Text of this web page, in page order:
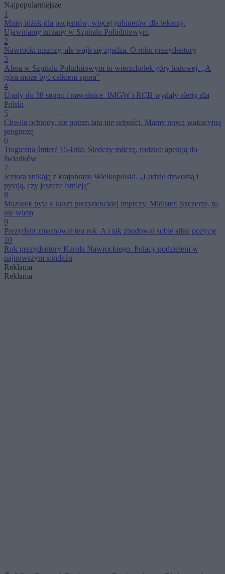
Najpopularniejsze
1
Mniej łóżek dla pacjentów, więcej gabinetów dla lekarzy.
Ujawniamy zmiany w Szpitalu Południowym
2
Nawrocki niszczy, ale wajb się zgadza. O roku prezydentury
3
Afera w Szpitalu Południowym to wierzchołek góry lodowej. „A
góra może być całkiem spora”
4
Upały do 38 stopni i nawałnice. IMGW i RCB wydały alerty dla
Polski
5
Chwila ochłody, ale potem lato nie odpuści. Mamy nową wakacyjną
prognozę
6
Tragiczna śmierć 15-latki. Śledczy milczą, rodzice apelują do
świadków
7
Jeziora znikają z krajobrazu Wielkopolski. „Ludzie dzwonią i
pytają, czy jeszcze istnieją”
8
Mazurek pyta o koszt prezydenckiej imprezy. Minister: Szczerze, to
nie wiem
9
Prezydent zmarnował ten rok. A i tak zbudował sobie silną pozycję
10
Rok prezydentury Karola Nawrockiego. Polacy podzieleni w
najnowszym sondażu
Reklama
Reklama